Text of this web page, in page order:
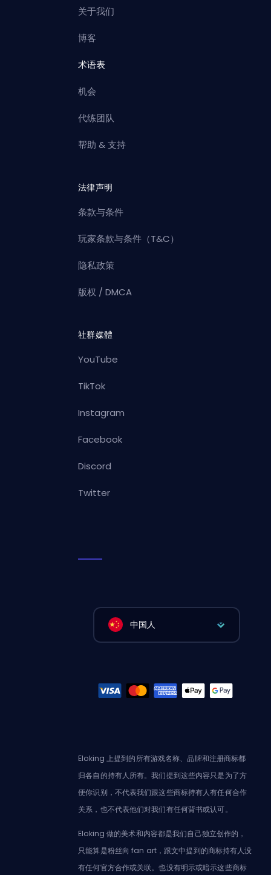
关于我们
博客
术语表
机会
代练团队
帮助 & 支持
法律声明
条款与条件
玩家条款与条件（T&C）
隐私政策
版权 / DMCA
社群媒體
YouTube
TikTok
Instagram
Facebook
Discord
Twitter
中国人
Eloking 上提到的所有游戏名称、品牌和注册商标都
归各自的持有人所有。我们提到这些内容只是为了方
便你识别，不代表我们跟这些商标持有人有任何合作
关系，也不代表他们对我们有任何背书或认可。
Eloking 做的美术和内容都是我们自己独立创作的，
只能算是粉丝向 fan art，跟文中提到的商标持有人没
有任何官方合作或关联。也没有明示或暗示这些商标